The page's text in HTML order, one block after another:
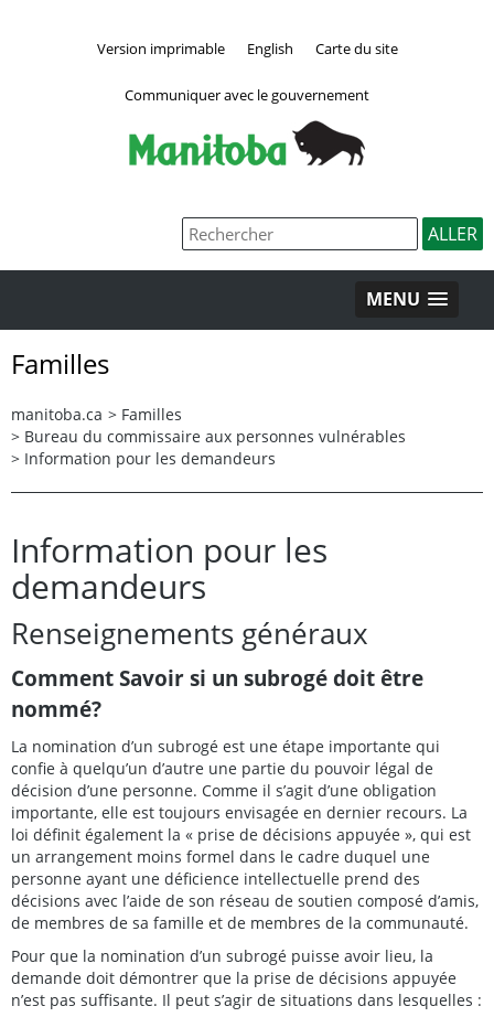
Version imprimable English Carte du site
Communiquer avec le gouvernement
MENU
Familles
manitoba.ca > Familles
> Bureau du commissaire aux personnes vulnérables
> Information pour les demandeurs
Information pour les
demandeurs
Renseignements généraux
Comment Savoir si un subrogé doit être
nommé?
La nomination d’un subrogé est une étape importante qui
confie à quelqu’un d’autre une partie du pouvoir légal de
décision d’une personne. Comme il s’agit d’une obligation
importante, elle est toujours envisagée en dernier recours. La
loi définit également la « prise de décisions appuyée », qui est
un arrangement moins formel dans le cadre duquel une
personne ayant une déficience intellectuelle prend des
décisions avec l’aide de son réseau de soutien composé d’amis,
de membres de sa famille et de membres de la communauté.
Pour que la nomination d’un subrogé puisse avoir lieu, la
demande doit démontrer que la prise de décisions appuyée
n’est pas suffisante. Il peut s’agir de situations dans lesquelles :